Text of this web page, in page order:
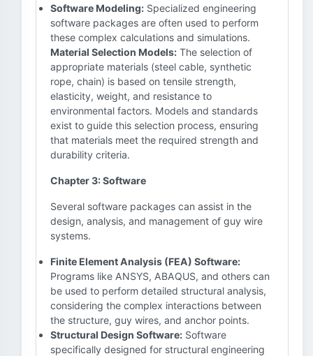
Software Modeling: Specialized engineering
software packages are often used to perform
these complex calculations and simulations.
Material Selection Models: The selection of
appropriate materials (steel cable, synthetic
rope, chain) is based on tensile strength,
elasticity, weight, and resistance to
environmental factors. Models and standards
exist to guide this selection process, ensuring
that materials meet the required strength and
durability criteria.
Chapter 3: Software
Several software packages can assist in the
design, analysis, and management of guy wire
systems.
Finite Element Analysis (FEA) Software:
Programs like ANSYS, ABAQUS, and others can
be used to perform detailed structural analysis,
considering the complex interactions between
the structure, guy wires, and anchor points.
Structural Design Software: Software
specifically designed for structural engineering